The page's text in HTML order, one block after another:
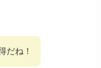
だね！